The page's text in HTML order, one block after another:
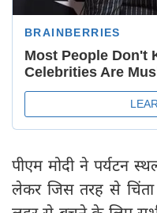
पीएम मोदी ने पर्यटन
लेकर जिस तरह से